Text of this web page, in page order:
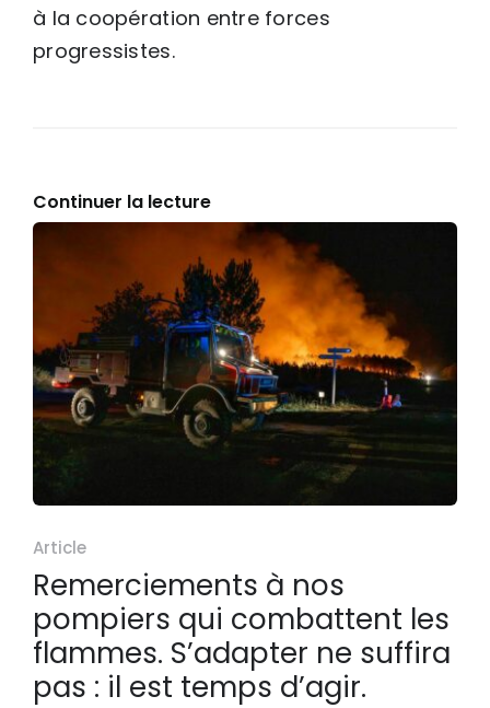
à la coopération entre forces
progressistes.
Continuer la lecture
Article
Remerciements à nos
pompiers qui combattent les
flammes. S’adapter ne suffira
pas : il est temps d’agir.